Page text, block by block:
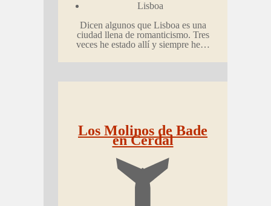
Lisboa
Dicen algunos que Lisboa es una
ciudad llena de romanticismo. Tres
veces he estado allí y siempre he…
Los Molinos de Bade
en Cerdal